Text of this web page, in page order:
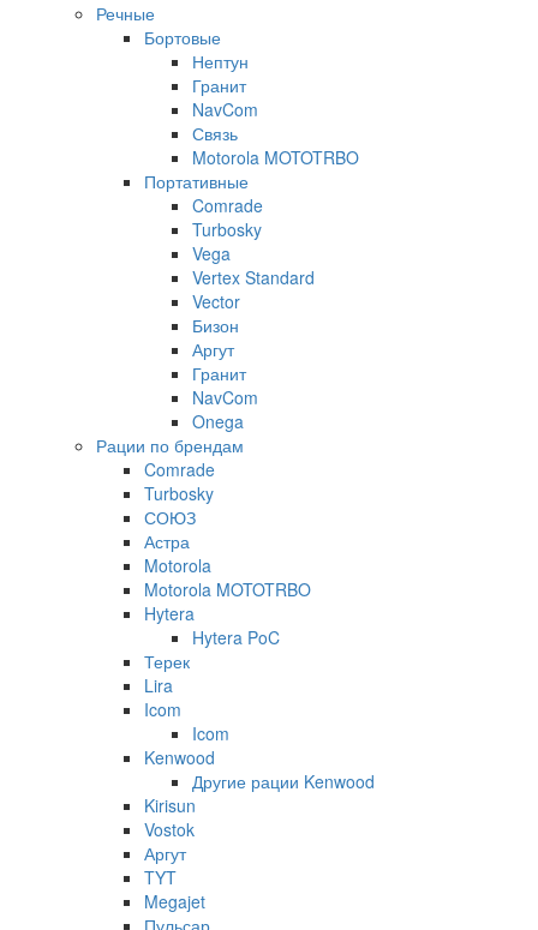
Речные
Бортовые
Нептун
Гранит
NavCom
Связь
Motorola MOTOTRBO
Портативные
Comrade
Turbosky
Vega
Vertex Standard
Vector
Бизон
Аргут
Гранит
NavCom
Onega
Рации по брендам
Comrade
Turbosky
СОЮЗ
Астра
Motorola
Motorola MOTOTRBO
Hytera
Hytera PoC
Терек
Lira
Icom
Icom
Kenwood
Другие рации Kenwood
Kirisun
Vostok
Аргут
TYT
Megajet
Пульсар